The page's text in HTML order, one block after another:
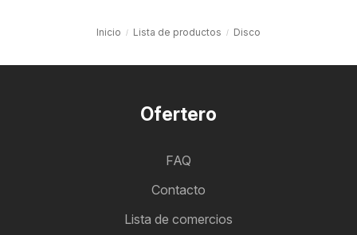
Inicio Lista de productos Disco
Ofertero
FAQ
Contacto
Lista de comercios